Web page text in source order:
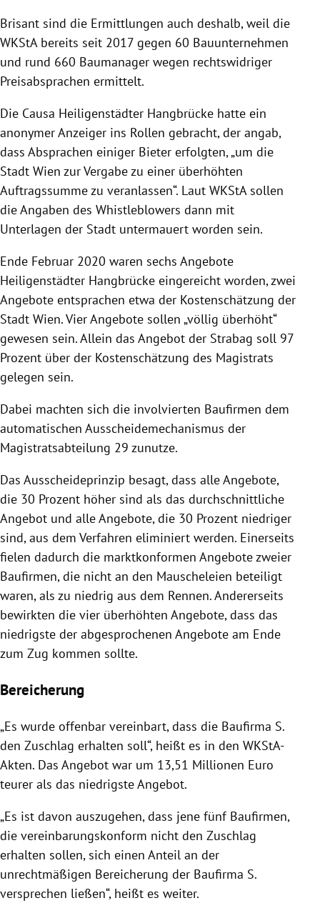
Brisant sind die Ermittlungen auch deshalb, weil die
WKStA bereits seit 2017 gegen 60 Bauunternehmen
und rund 660 Baumanager wegen rechtswidriger
Preisabsprachen ermittelt.
Die Causa Heiligenstädter Hangbrücke hatte ein
anonymer Anzeiger ins Rollen gebracht, der angab,
dass Absprachen einiger Bieter erfolgten, „um die
Stadt Wien zur Vergabe zu einer überhöhten
Auftragssumme zu veranlassen“. Laut WKStA sollen
die Angaben des Whistleblowers dann mit
Unterlagen der Stadt untermauert worden sein.
Ende Februar 2020 waren sechs Angebote
Heiligenstädter Hangbrücke eingereicht worden, zwei
Angebote entsprachen etwa der Kostenschätzung der
Stadt Wien. Vier Angebote sollen „völlig überhöht“
gewesen sein. Allein das Angebot der Strabag soll 97
Prozent über der Kostenschätzung des Magistrats
gelegen sein.
Dabei machten sich die involvierten Baufirmen dem
automatischen Ausscheidemechanismus der
Magistratsabteilung 29 zunutze.
Das Ausscheideprinzip besagt, dass alle Angebote,
die 30 Prozent höher sind als das durchschnittliche
Angebot und alle Angebote, die 30 Prozent niedriger
sind, aus dem Verfahren eliminiert werden. Einerseits
fielen dadurch die marktkonformen Angebote zweier
Baufirmen, die nicht an den Mauscheleien beteiligt
waren, als zu niedrig aus dem Rennen. Andererseits
bewirkten die vier überhöhten Angebote, dass das
niedrigste der abgesprochenen Angebote am Ende
zum Zug kommen sollte.
Bereicherung
„Es wurde offenbar vereinbart, dass die Baufirma S.
den Zuschlag erhalten soll“, heißt es in den WKStA-
Akten. Das Angebot war um 13,51 Millionen Euro
teurer als das niedrigste Angebot.
„Es ist davon auszugehen, dass jene fünf Baufirmen,
die vereinbarungskonform nicht den Zuschlag
erhalten sollen, sich einen Anteil an der
unrechtmäßigen Bereicherung der Baufirma S.
versprechen ließen“, heißt es weiter.